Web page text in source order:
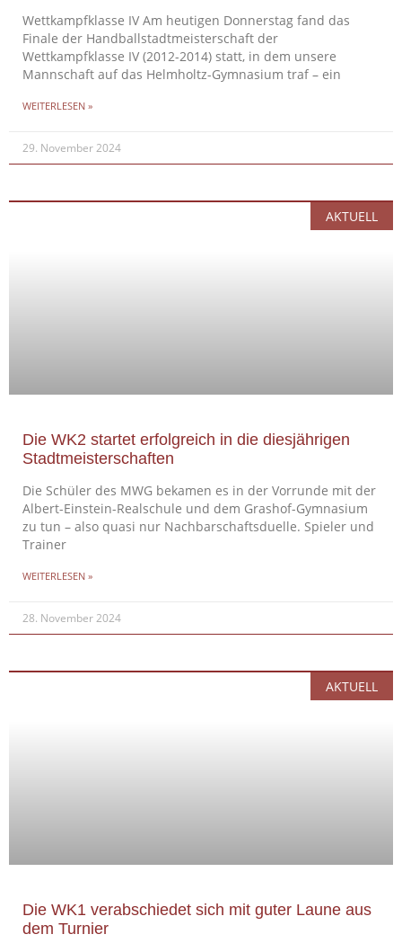
Wettkampfklasse IV Am heutigen Donnerstag fand das
Finale der Handballstadtmeisterschaft der
Wettkampfklasse IV (2012-2014) statt, in dem unsere
Mannschaft auf das Helmholtz-Gymnasium traf – ein
WEITERLESEN »
29. November 2024
AKTUELL
Die WK2 startet erfolgreich in die diesjährigen
Stadtmeisterschaften
Die Schüler des MWG bekamen es in der Vorrunde mit der
Albert-Einstein-Realschule und dem Grashof-Gymnasium
zu tun – also quasi nur Nachbarschaftsduelle. Spieler und
Trainer
WEITERLESEN »
28. November 2024
AKTUELL
Die WK1 verabschiedet sich mit guter Laune aus
dem Turnier